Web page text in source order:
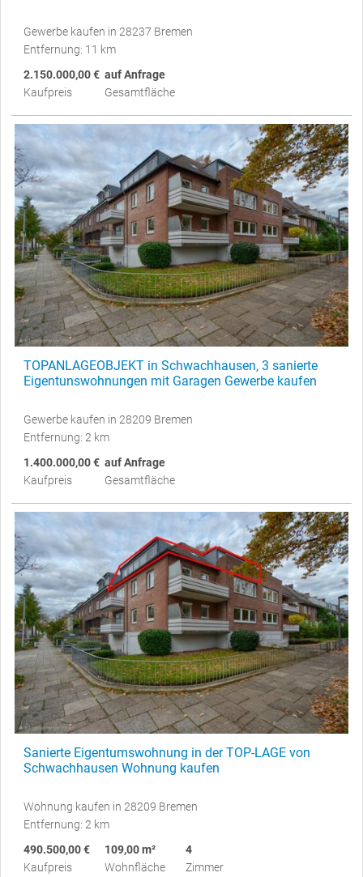
Gewerbe kaufen in 28237 Bremen
Entfernung: 11 km
2.150.000,00 €
Kaufpreis
auf Anfrage
Gesamtfläche
TOPANLAGEOBJEKT in Schwachhausen, 3 sanierte
Eigentunswohnungen mit Garagen Gewerbe kaufen
Gewerbe kaufen in 28209 Bremen
Entfernung: 2 km
1.400.000,00 €
Kaufpreis
auf Anfrage
Gesamtfläche
Sanierte Eigentumswohnung in der TOP-LAGE von
Schwachhausen Wohnung kaufen
Wohnung kaufen in 28209 Bremen
Entfernung: 2 km
490.500,00 €
Kaufpreis
109,00 m²
Wohnfläche
4
Zimmer